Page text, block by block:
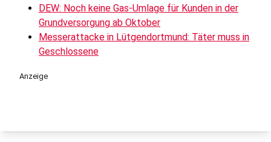
DEW: Noch keine Gas-Umlage für Kunden in der
Grundversorgung ab Oktober
Messerattacke in Lütgendortmund: Täter muss in
Geschlossene
Anzeige